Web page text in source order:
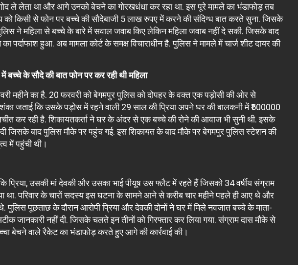
ले लेता था और आगे उनको बेचने का गोरखधंधा कर रहा था. इस पूरे मामले का भंडाफोड़ तब
किसी से फोन पर बच्चे की सौदेबाजी 5 लाख रुपए में करने की संदिग्ध बात करते सुना. जिसके
ने महिला से बच्चे के बारे में सवाल जवाब किए लेकिन महिला जवाब नहीं दे सकी. जिसके बाद
पर्दाफाश हुआ. अब मामला कोर्ट के समक्ष विचाराधीन है. पुल‍िस ने मामले में चार्ज शीट दायर की
के सौदे की बात फोन पर कर रही थी महिला
महीने का है. 20 फरवरी को बेगमपुर पुलिस को दोपहर के वक्त एक पड़ोसी की ओर से
जताई कि उसके पड़ोस में रहने वाली 29 साल की प्रिया अपने घर की बालकनी में ₹500000
कर रही है. शिकायतकर्ता ने घर के अंदर से एक बच्चे की रोने की आवाज भी सुनी थी. इसके
ज‍िसके बाद पुलिस मौके पर पहुंच गई. इस शिकायत के बाद मौके पर बेगमपुर पुलिस स्टेशन की
में पहुंची थी।
प्रिया, उसकी मां देवकी और उसका भाई पीयूष उस फ्लैट में रहते हैं जिसको 34 वर्षीय संग्राम
था. परिवार के चारों सदस्य इस घटना के सामने आने से करीब चार महीने पहले ही आए थे और
पूछताछ के दौरान आरोपी प्रिया और देवकी दोनों ने घर में मिले नवजात बच्चे के माता-
जानकारी नहीं दी. जिसके चलते इन तीनों को गिरफ्तार कर लिया गया. संग्राम दास मौके से
बेचने वाले रैकेट का भंडाफोड़ करते हुए आगे की कार्रवाई की।